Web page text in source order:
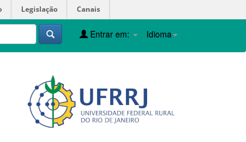
Legislação Canais
Idioma
Entrar em: